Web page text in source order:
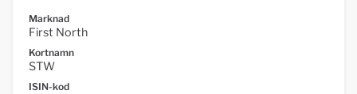
Marknad
First North
Kortnamn
STW
ISIN-kod